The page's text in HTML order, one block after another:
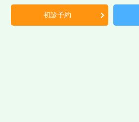
初診予約